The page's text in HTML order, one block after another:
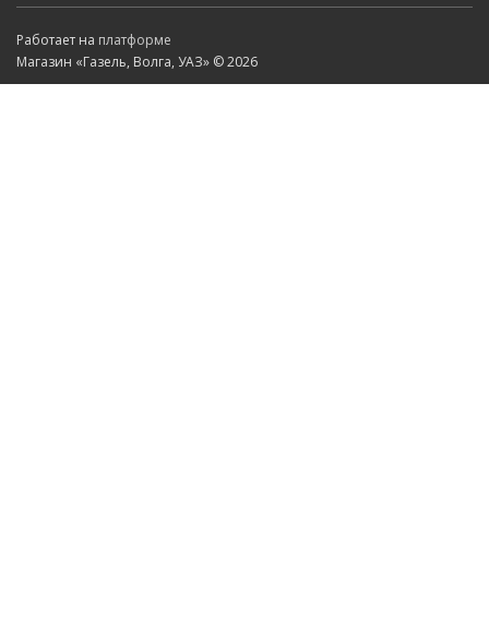
Работает на платформе
Магазин «Газель, Волга, УАЗ» © 2026